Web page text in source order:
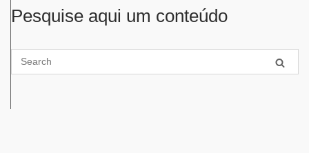
Pesquise aqui um conteúdo